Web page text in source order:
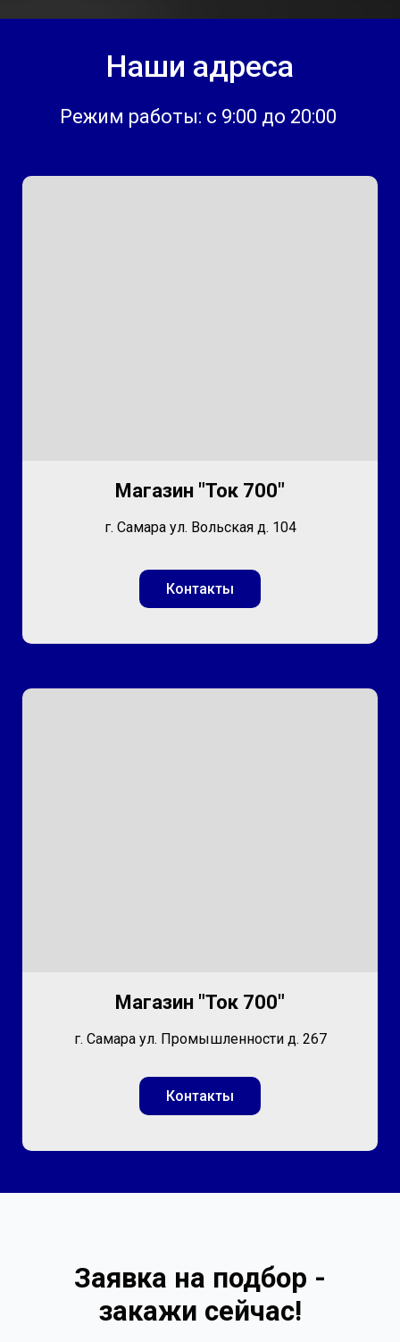
Наши адреса
Режим работы: с 9:00 до 20:00
Магазин "Ток 700"
г. Самара ул. Вольская д. 104
Контакты
Магазин "Ток 700"
г. Самара ул. Промышленности д. 267
Контакты
Заявка на подбор -
закажи сейчас!